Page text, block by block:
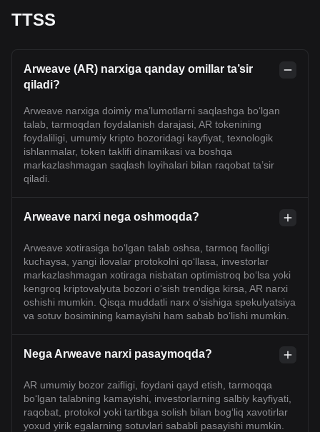
TTSS
Arweave (AR) narxiga qanday omillar ta’sir
qiladi?
Arweave narxiga doimiy ma’lumotlarni saqlashga bo‘lgan
talab, tarmoqdan foydalanish darajasi, AR tokenining
foydaliligi, umumiy kripto bozoridagi kayfiyat, texnologik
ishlanmalar, token taklifi dinamikasi va boshqa
markazlashmagan saqlash loyihalari bilan raqobat ta’sir
qiladi.
Arweave narxi nega oshmoqda?
Arweave xotirasiga bo‘lgan talab oshsa, tarmoq faolligi
kuchaysa, yangi ilovalar protokolni qo‘llasa, investorlar
markazlashmagan xotiraga nisbatan optimistroq bo‘lsa yoki
kengroq kriptovalyuta bozori o‘sish trendiga kirsa, AR narxi
oshishi mumkin. Qisqa muddatli narx o‘sishiga spekulyatsiya
va sotuv bosimining kamayishi ham sabab bo‘lishi mumkin.
Nega Arweave narxi pasaymoqda?
AR umumiy bozor zaifligi, foydani qayd etish, tarmoqqa
bo‘lgan talabning kamayishi, investorlarning salbiy kayfiyati,
raqobat, protokol yoki tartibga solish bilan bog‘liq xavotirlar
yoxud yirik egalarning sotuvlari sababli pasayishi mumkin.